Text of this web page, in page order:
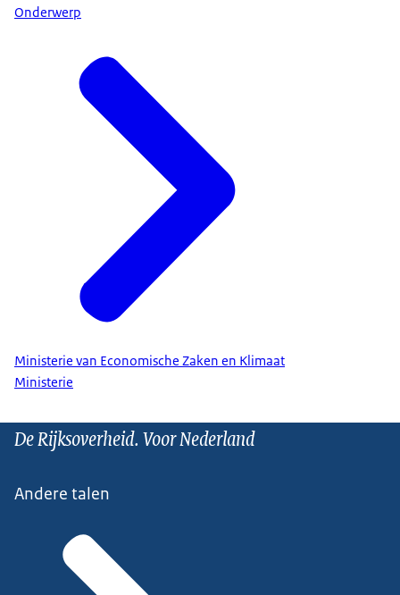
Onderwerp
Ministerie van Economische Zaken en Klimaat
Ministerie
De Rijksoverheid. Voor Nederland
Andere talen